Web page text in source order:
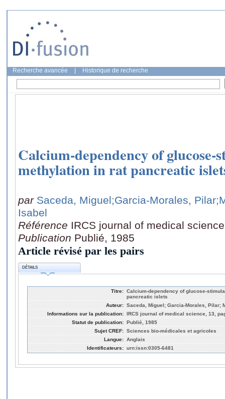
Recherche avancée Historique de recherche
Calcium-dependency of
methylation in rat pancreatic
par Saceda, Miguel;Garcia-Morales, Pilar
Isabel
Référence IRCS journal of medical
Publication Publié, 1985
Article révisé par les pairs
DÉTAILS
Titre: Calcium-dependency of glucose-
pancreatic islets
Auteur: Saceda, Miguel; Garcia-Morales, Pilar;
Informations sur la publication: IRCS journal of medical science, 13,
Statut de publication: Publié, 1985
Sujet CREF: Sciences bio-médicales et agricoles
Langue: Anglais
Identificateurs: urn:issn:0305-6481